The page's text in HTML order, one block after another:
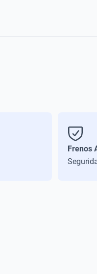
Frenos